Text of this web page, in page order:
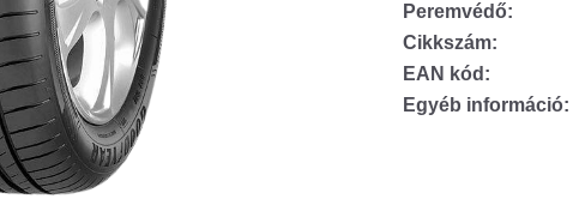
Peremvédő:
Cikkszám:
EAN kód:
Egyéb információ: